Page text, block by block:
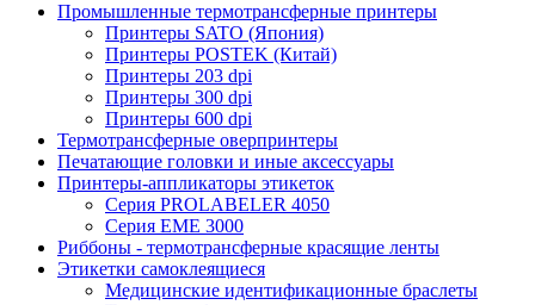
Промышленные термотрансферные принтеры
Принтеры SATO (Япония)
Принтеры POSTEK (Китай)
Принтеры 203 dpi
Принтеры 300 dpi
Принтеры 600 dpi
Термотрансферные оверпринтеры
Печатающие головки и иные аксессуары
Принтеры-аппликаторы этикеток
Серия PROLABELER 4050
Серия EME 3000
Риббоны - термотрансферные красящие ленты
Этикетки самоклеящиеся
Медицинские идентификационные браслеты